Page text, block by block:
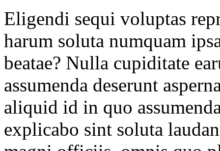
Eligendi sequi voluptas
harum soluta numquam
beatae? Nulla cupiditate
assumenda deserunt
aliquid id in quo
explicabo sint soluta